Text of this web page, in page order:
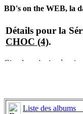
BD's on the WEB, la
Détails pour la
CHOC (4).
Liste des albums